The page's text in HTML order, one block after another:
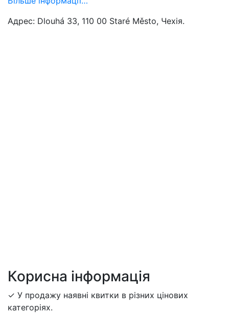
Адрес: Dlouhá 33, 110 00 Staré Město, Чехія.
Корисна інформація
✓ У продажу наявні квитки в різних цінових
категоріях.